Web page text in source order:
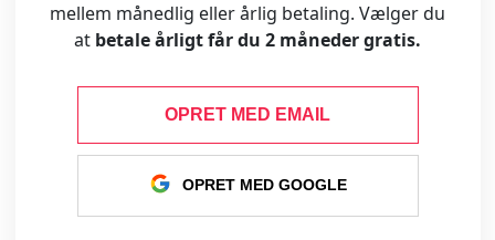
mellem månedlig eller årlig betaling. Vælger du
at betale årligt får du 2 måneder gratis.
OPRET MED EMAIL
OPRET MED GOOGLE